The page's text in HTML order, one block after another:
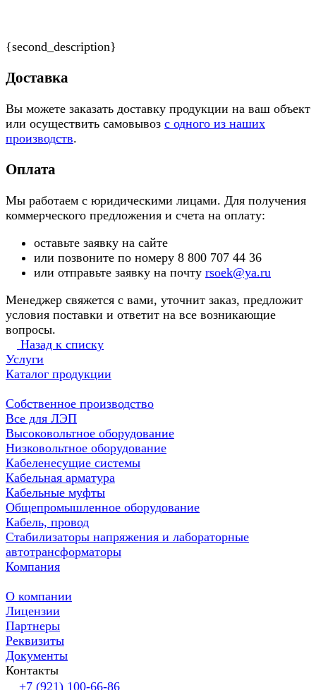
{second_description}
Доставка
Вы можете заказать доставку продукции на ваш объект
или осуществить самовывоз с одного из наших
производств.
Оплата
Мы работаем с юридическими лицами. Для получения
коммерческого предложения и счета на оплату:
оставьте заявку на сайте
или позвоните по номеру 8 800 707 44 36
или отправьте заявку на почту rsoek@ya.ru
Менеджер свяжется с вами, уточнит заказ, предложит
условия поставки и ответит на все возникающие
вопросы.
Назад к списку
Услуги
Каталог продукции
Собственное производство
Все для ЛЭП
Высоковольтное оборудование
Низковольтное оборудование
Кабеленесущие системы
Кабельная арматура
Кабельные муфты
Общепромышленное оборудование
Кабель, провод
Стабилизаторы напряжения и лабораторные
автотрансформаторы
Компания
О компании
Лицензии
Партнеры
Реквизиты
Документы
Контакты
+7 (921) 100-66-86